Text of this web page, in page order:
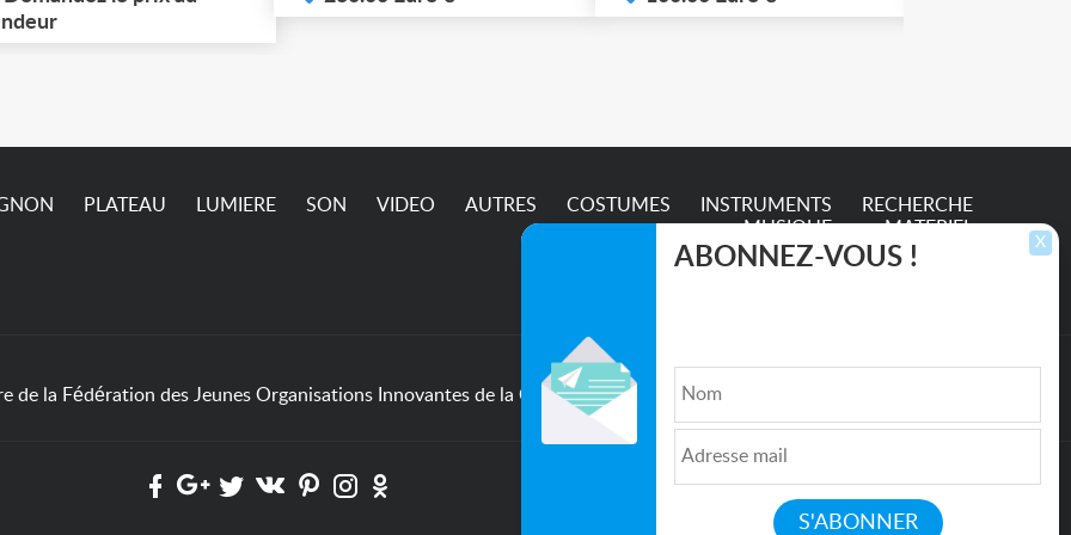
à Ivry-sur-Seine
jusqu'à ce vendredi 7
passe pas sur l’annonce
PLATEAU LUMIERE SON VIDEO AUTRES COSTUMES
INSTRUMENTS
MUSIQUE
RECHERCHE
MATERIEL
de la Fédération des Jeunes Organisations Innovantes de la Culture et de l'Entertainment
Qui sommes nous ?| Médias| Newsletter| CGU|
Politique de confidentialité
Partenaires
X
ABONNEZ-VOUS !